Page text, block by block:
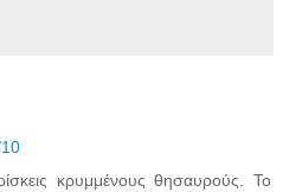
κρυμμένους θησαυρούς. Το